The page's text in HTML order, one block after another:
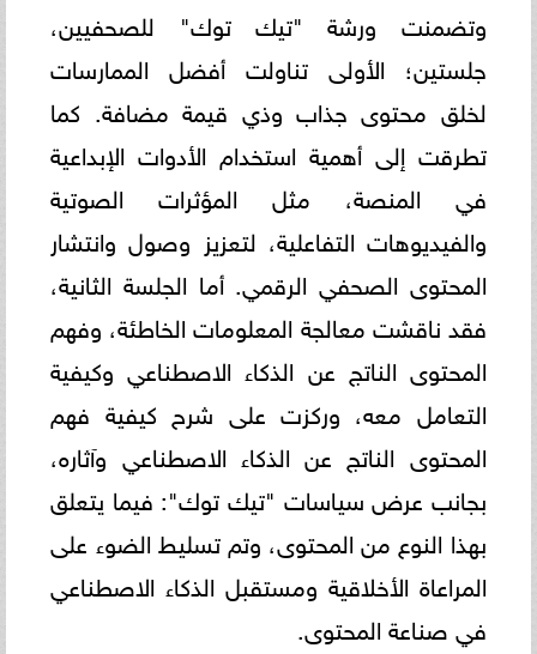
وتضمنت ورشة "تيك توك" للصحفيين،
جلستين؛ الأولى تناولت أفضل الممارسات
لخلق محتوى جذاب وذي قيمة مضافة. كما
تطرقت إلى أهمية استخدام الأدوات الإبداعية
في المنصة، مثل المؤثرات الصوتية
والفيديوهات التفاعلية، لتعزيز وصول وانتشار
المحتوى الصحفي الرقمي. أما الجلسة الثانية،
فقد ناقشت معالجة المعلومات الخاطئة، وفهم
المحتوى الناتج عن الذكاء الاصطناعي وكيفية
التعامل معه، وركزت على شرح كيفية فهم
المحتوى الناتج عن الذكاء الاصطناعي وآثاره،
بجانب عرض سياسات "تيك توك": فيما يتعلق
بهذا النوع من المحتوى، وتم تسليط الضوء على
المراعاة الأخلاقية ومستقبل الذكاء الاصطناعي
في صناعة المحتوى.